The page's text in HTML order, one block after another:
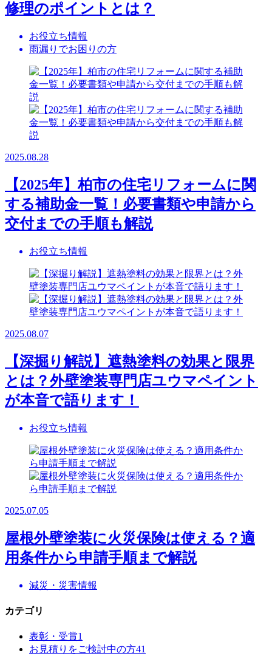
修理のポイントとは？
お役立ち情報
雨漏りでお困りの方
2025.08.28
【2025年】柏市の住宅リフォームに関
する補助金一覧！必要書類や申請から
交付までの手順も解説
お役立ち情報
2025.08.07
【深掘り解説】遮熱塗料の効果と限界
とは？外壁塗装専門店ユウマペイント
が本音で語ります！
お役立ち情報
2025.07.05
屋根外壁塗装に火災保険は使える？適
用条件から申請手順まで解説
減災・災害情報
カテゴリ
表彰・受賞1
お見積りをご検討中の方41